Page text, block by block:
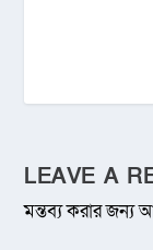
LEAVE A
মন্তব্য করার